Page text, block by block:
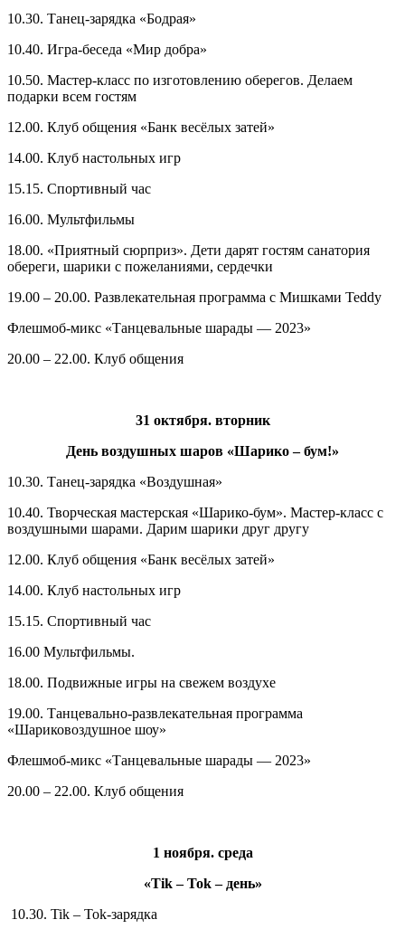
10.30. Танец-зарядка «Бодрая»
10.40. Игра-беседа «Мир добра»
10.50. Мастер-класс по изготовлению оберегов. Делаем
подарки всем гостям
12.00. Клуб общения «Банк весёлых затей»
14.00. Клуб настольных игр
15.15. Спортивный час
16.00. Мультфильмы
18.00. «Приятный сюрприз». Дети дарят гостям санатория
обереги, шарики с пожеланиями, сердечки
19.00 – 20.00. Развлекательная программа с Мишками Teddy
Флешмоб-микс «Танцевальные шарады — 2023»
20.00 – 22.00. Клуб общения
31 октября. вторник
День воздушных шаров «Шарико – бум!»
10.30. Танец-зарядка «Воздушная»
10.40. Творческая мастерская «Шарико-бум». Мастер-класс с
воздушными шарами. Дарим шарики друг другу
12.00. Клуб общения «Банк весёлых затей»
14.00. Клуб настольных игр
15.15. Спортивный час
16.00 Мультфильмы.
18.00. Подвижные игры на свежем воздухе
19.00. Танцевально-развлекательная программа
«Шариковоздушное шоу»
Флешмоб-микс «Танцевальные шарады — 2023»
20.00 – 22.00. Клуб общения
1 ноября. среда
«Tik–Tok– день»
10.30. Tik – Tok-зарядка